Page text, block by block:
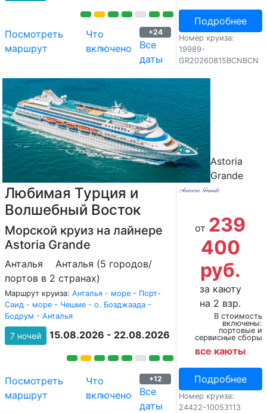
Посмотреть
маршрут
Что
включено
+24
Все
даты
Подробнее
Номер круиза:
19989-
GR20260815BCNBCN
Astoria
Grande
Любимая Турция и
Волшебный Восток
Морской круиз на лайнере
Astoria Grande
Анталья
Анталья (5 городов/
портов в 2 странах)
Маршрут круиза: Анталья - море - Порт-
Саид - море - Чешме - о. Бозджаада -
Бодрум - Анталья
7 ночей 15.08.2026 - 22.08.2026
Посмотреть
маршрут
Что
включено
+12
Все
даты
от 239
400
руб.
за каюту
на 2 взр.
В стоимость
включены:
портовые и
сервисные сборы
все каюты
Подробнее
Номер круиза:
24422-10053113